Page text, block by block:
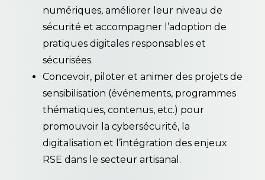
numériques, améliorer leur niveau de
sécurité et accompagner l’adoption de
pratiques digitales responsables et
sécurisées.
Concevoir, piloter et animer des projets de
sensibilisation (événements, programmes
thématiques, contenus, etc.) pour
promouvoir la cybersécurité, la
digitalisation et l’intégration des enjeux
RSE dans le secteur artisanal.